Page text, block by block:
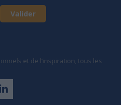
et de l’inspiration, tous les